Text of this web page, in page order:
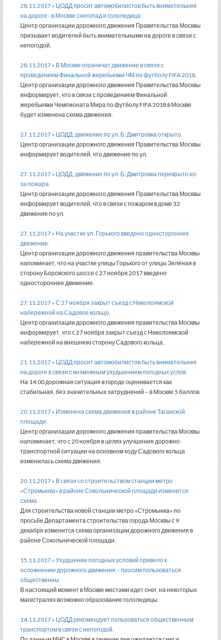
28.11.2017 » ЦОДД просит автомобилистов быть внимательнее
на дороге - в Москве снегопад и гололедица .
Центр организации дорожного движения Правительства Москвы
призывает водителей быть внимательными на дороге в связи с
непогодой.
28.11.2017 » В Москве ограничат движение в связи с
проведением Финальной жеребьевки ЧМ по футболу FIFA 2018.
Центр организации дорожного движения Правительства Москвы
информирует, что в связи с проведением Финальной
жеребьевки Чемпионата Мира по футболу FIFA 2018 в Москве
будет изменена схема движения.
27.11.2017 » ЦОДД: движение по ул. Б. Дмитровка открыто.
Центр организации дорожного движения Правительства Москвы
информирует водителей, что движение по ул.
27.11.2017 » ЦОДД: движение по ул. Б. Дмитровка перекрыто из-
за пожара.
Центр организации дорожного движения Правительства Москвы
информирует водителей, что в связи с пожаром в доме 32
движение по ул.
27.11.2017 » На участке ул. Горького введено одностороннее
движение.
Центр организации дорожного движения правительства Москвы
напоминает, что на участке улицы Горького от улицы Зелёная в
сторону Боровского шоссе с 27 ноября 2017 введено
одностороннее движение.
27.11.2017 » С 27 ноября закрыт съезд с Николоямской
набережной на Садовое кольцо.
Центр организации дорожного движения правительства Москвы
информирует, что с 27 ноября закрыт съезд с Николоямской
набережной на внешнюю сторону Садового кольца.
21.11.2017 » ЦОДД просит автомобилистов быть внимательнее
на дороге в связи с возможным ухудшением погодных услов
На 14:00 дорожная ситуация в городе оценивается как
стабильная, без значительных затруднений – в Москве 5 баллов.
20.11.2017 » Изменена схема движения в районе Таганской
площади.
Центр организации дорожного движения правительства Москвы
напоминает, что с 20 ноября в целях улучшения дорожно-
транспортной ситуации на основном ходу Садового кольца
изменилась схема движения.
20.11.2017 » В связи со строительством станции метро
«Стромынка» в районе Сокольнической площади изменится
схема
Для строительства новой станции метро «Стромынка» по
просьбе Департамента строительства города Москвы с 9
декабря изменится схема организации дорожного движения в
районе Сокольнической площади.
15.11.2017 » Ухудшение погодных условий привело к
осложнению дорожного движения – просим пользоваться
общественны
В настоящий момент в Москве местами идет снег, на некоторых
магистралях возможно образование гололедицы.
14.11.2017 » ЦОДД рекомендует пользоваться общественным
транспортом в связи с непогодой.